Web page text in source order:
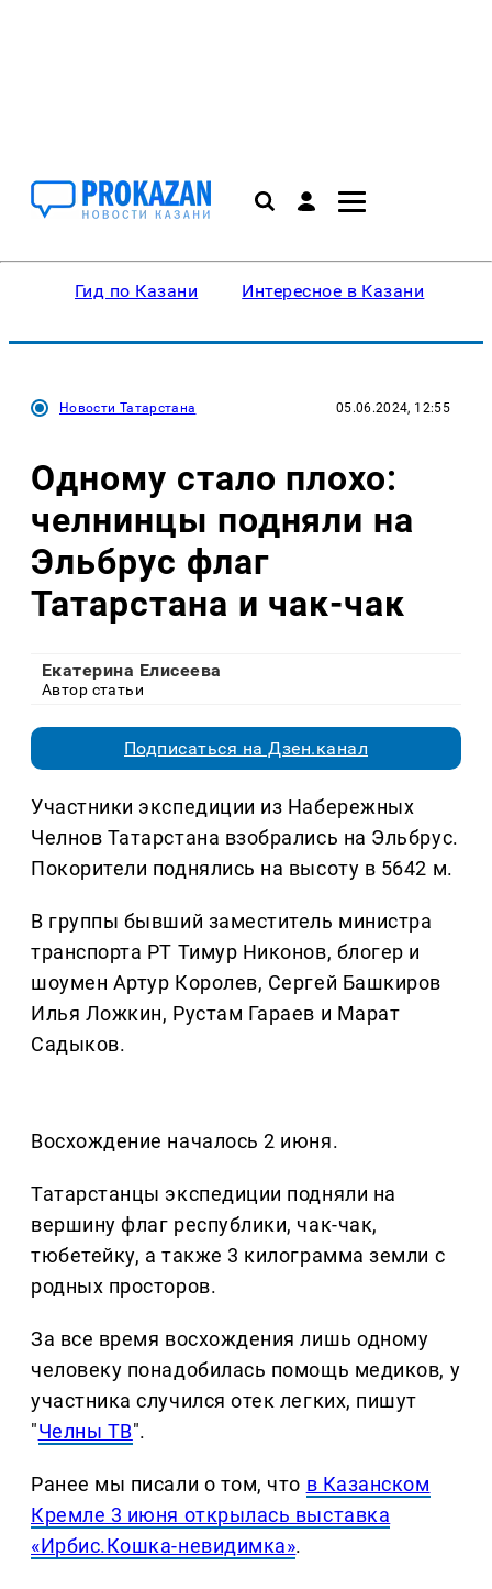
Гид по Казани Интересное в Казани
Новости Татарстана 05.06.2024, 12:55
Одному стало плохо:
челнинцы подняли на
Эльбрус флаг
Татарстана и чак-чак
Екатерина Елисеева
Автор статьи
Подписаться на Дзен.канал
Участники экспедиции из Набережных
Челнов Татарстана взобрались на Эльбрус.
Покорители поднялись на высоту в 5642 м.
В группы бывший заместитель министра
транспорта РТ Тимур Никонов, блогер и
шоумен Артур Королев, Сергей Башкиров
Илья Ложкин, Рустам Гараев и Марат
Садыков.
Восхождение началось 2 июня.
Татарстанцы экспедиции подняли на
вершину флаг республики, чак-чак,
тюбетейку, а также 3 килограмма земли с
родных просторов.
За все время восхождения лишь одному
человеку понадобилась помощь медиков, у
участника случился отек легких, пишут
"Челны ТВ".
Ранее мы писали о том, что в Казанском
Кремле 3 июня открылась выставка
«Ирбис.Кошка-невидимка».